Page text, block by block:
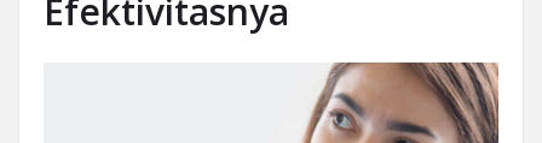
Efektivitasnya